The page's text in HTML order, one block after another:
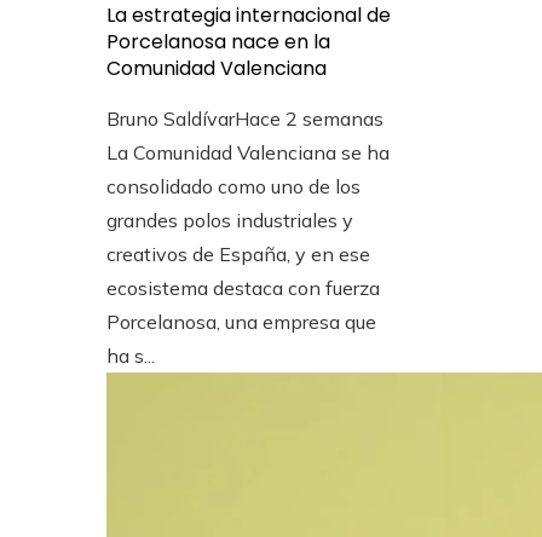
La estrategia internacional de
Porcelanosa nace en la
Comunidad Valenciana
Bruno SaldívarHace 2 semanas
La Comunidad Valenciana se ha
consolidado como uno de los
grandes polos industriales y
creativos de España, y en ese
ecosistema destaca con fuerza
Porcelanosa, una empresa que
ha s...